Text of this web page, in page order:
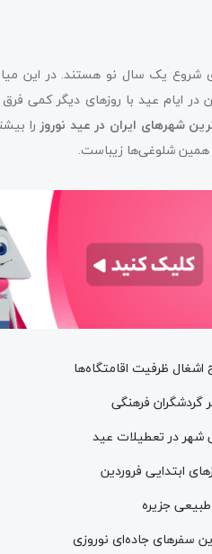
شروع یک سال نو هستند. در این
ایام عید با روزهای دیگر کمی فرق
شهرهای ایران در عید نوروزرا
همین شلوغی‌ها زیباست.
گردشگران فرهنگی
شهر در تعطیلات عید
ابتدایی فروردین
طبیعی جزیره
سفرهای جاده‌ای نوروزی